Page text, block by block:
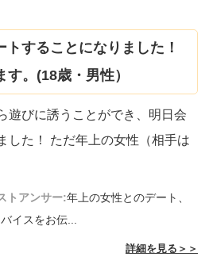
することになりました！
。(18歳・男性）
遊びに誘うことができ、明日会
した！ ただ年上の女性（相手は
トアンサー:年上の女性とのデート、
イスをお伝...
詳細を見る＞＞